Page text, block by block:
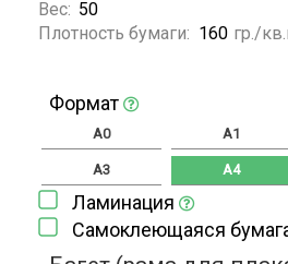
Вес: 50
Плотность бумаги: 160 гр./
Формат
A0 A1
A3 A4
Ламинация
Самоклеющаяся